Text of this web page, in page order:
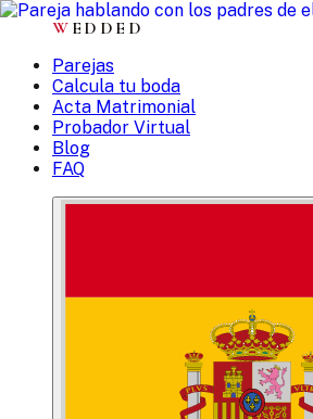
W EDDED
Parejas
Calcula tu boda
Acta Matrimonial
Probador Virtual
Blog
FAQ